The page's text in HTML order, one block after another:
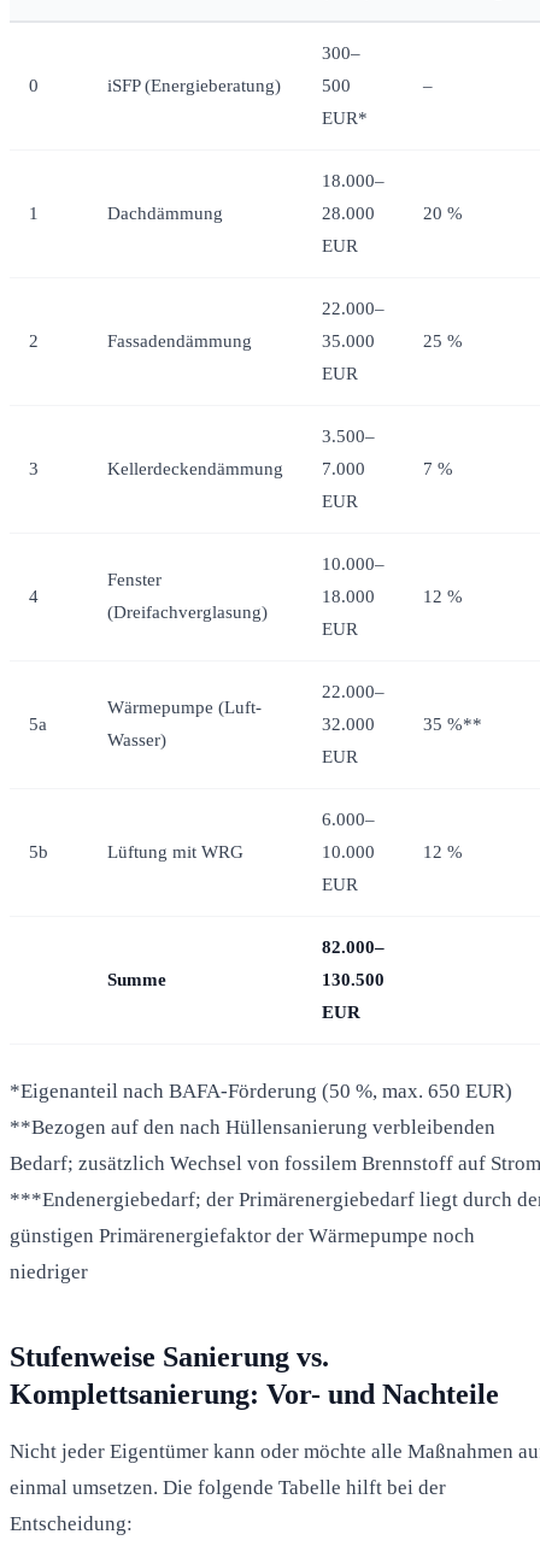
0 iSFP (Energieberatung)
300–
500
EUR*
–
1 Dachdämmung
18.000–
28.000
EUR
20 %
2 Fassadendämmung
22.000–
35.000
EUR
25 %
3 Kellerdeckendämmung
3.500–
7.000
EUR
7 %
4
Fenster
(Dreifachverglasung)
10.000–
18.000
EUR
12 %
5a
Wärmepumpe (Luft-
Wasser)
22.000–
32.000
EUR
35 %**
5b Lüftung mit WRG
6.000–
10.000
EUR
12 %
Summe
82.000–
130.500
EUR
*Eigenanteil nach BAFA-Förderung (50 %, max. 650 EUR)
**Bezogen auf den nach Hüllensanierung verbleibenden
Bedarf; zusätzlich Wechsel von fossilem Brennstoff auf Strom
***Endenergiebedarf; der Primärenergiebedarf liegt durch
günstigen Primärenergiefaktor der Wärmepumpe noch
niedriger
Stufenweise Sanierung vs.
Komplettsanierung: Vor- und Nachteile
Nicht jeder Eigentümer kann oder möchte alle Maßnahmen
einmal umsetzen. Die folgende Tabelle hilft bei der
Entscheidung: